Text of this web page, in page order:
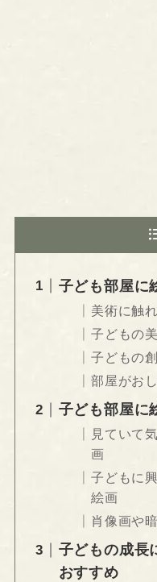
子ども部屋に
美術に触
子どもの
子どもの
部屋がお
子ども部屋に
見ていて
画
子どもに
絵画
肖像画や
子どもの成長
おすすめ